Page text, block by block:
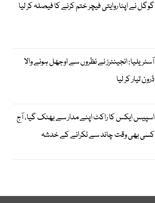
گوگل نے اپنا روایتی فیچر ختم کرنے کا فیصلہ کر لیا
آسٹریلیا: انجینئرز نے نظروں سے اوجھل ہونے والا
ڈرون تیار کر لیا
اسپیس ایکس کا راکٹ اپنے مدار سے بھٹک گیا، آج
کسی بھی وقت چاند سے ٹکرانے کے خدشہ